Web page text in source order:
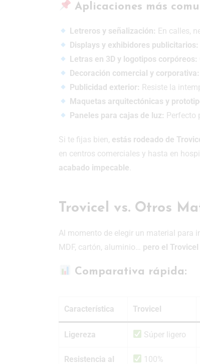
Aplicaciones más
Letreros y señalización: En calles,
Displays y exhibidores publicitarios:
Letras en 3D y logotipos corpóreos:
Decoración comercial y corporativa:
Publicidad exterior: Resiste la
Maquetas arquitectónicas y
Paneles para cajas de luz: Perfecto
Si te fijas bien, estás rodeado de
en centros comerciales y hasta en
acabado impecable
Trovicel vs. Otros
Al momento de elegir un material para
MDF, cartón, aluminio… pero el
Comparativa rápida:
Característica Trovicel
Ligereza Súper ligero
Resistencia al 100%